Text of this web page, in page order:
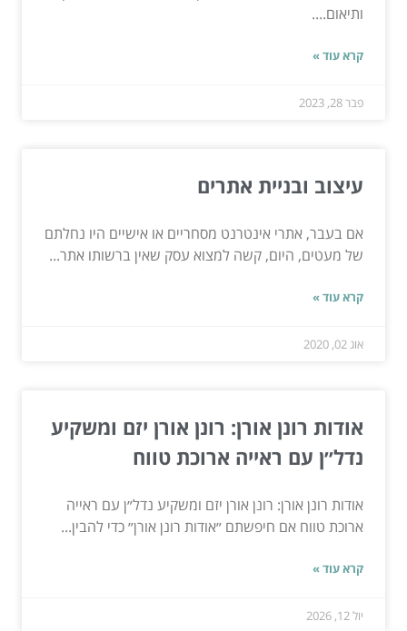
ותיאום....
קרא עוד »
פבר 28, 2023
עיצוב ובניית אתרים
אם בעבר, אתרי אינטרנט מסחריים או אישיים היו נחלתם
של מעטים, היום, קשה למצוא עסק שאין ברשותו אתר...
קרא עוד »
אוג 02, 2020
אודות רונן אורן: רונן אורן יזם ומשקיע
נדל״ן עם ראייה ארוכת טווח
אודות רונן אורן: רונן אורן יזם ומשקיע נדל״ן עם ראייה
ארוכת טווח אם חיפשתם ״אודות רונן אורן״ כדי להבין...
קרא עוד »
יול 12, 2026